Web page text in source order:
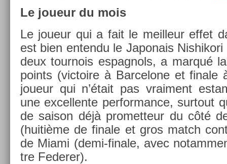
Le joueur du mois
Le joueur qui a fait le meil­leur effet
est bien en­ten­du le Japonais Nis­hikori
deux tour­nois es­pagnols, a marqué
points (vic­toire à Bar­celone et fin­ale
joueur qui n’était pas vrai­ment
une ex­cel­lente per­for­mance, sur­tout
de saison déjà pro­met­teur du côté
(huitième de fin­ale et gros match
de Miami (demi-finale, avec
tre Feder­er).